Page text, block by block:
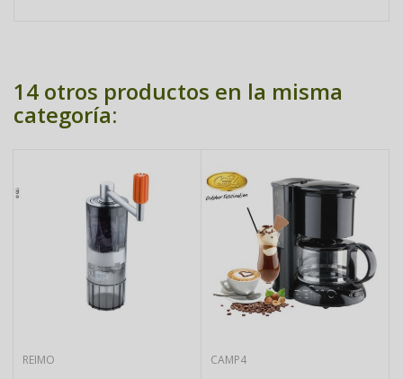
14 otros productos en la misma
categoría:
REIMO CAMP4